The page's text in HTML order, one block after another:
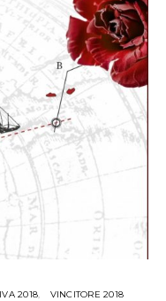
2018 VINCITORE 2018